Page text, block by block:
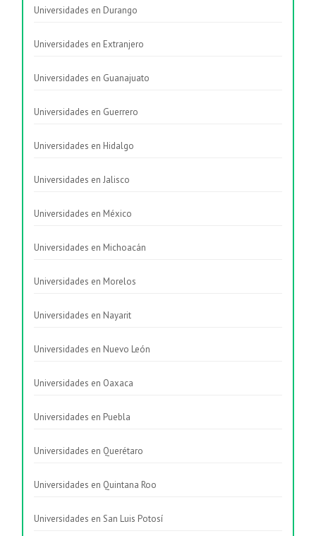
Universidades en Durango
Universidades en Extranjero
Universidades en Guanajuato
Universidades en Guerrero
Universidades en Hidalgo
Universidades en Jalisco
Universidades en México
Universidades en Michoacán
Universidades en Morelos
Universidades en Nayarit
Universidades en Nuevo León
Universidades en Oaxaca
Universidades en Puebla
Universidades en Querétaro
Universidades en Quintana Roo
Universidades en San Luis Potosí